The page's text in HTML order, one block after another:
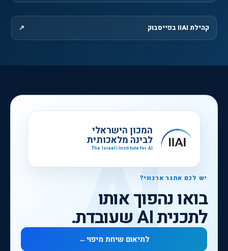
קהילת IIAI בפייסבוק ↗ , נפתח בחלון חדש
המכון הישראלי
לבינה מלאכותית
The Israeli Institute for AI
יש לכם אתגר ארגוני?
בואו נהפוך אותו
לתכנית AI שעובדת.
לתיאום שיחת מיפוי←